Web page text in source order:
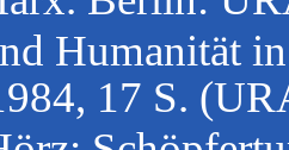
Humanität
17 S.